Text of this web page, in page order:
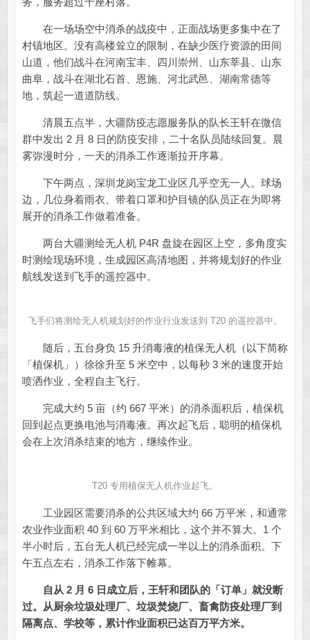
在一场场空中消杀的战疫中，正面战场更多集中在了
村镇地区。没有高楼耸立的限制，在缺少医疗资源的田间
山道，他们战斗在河南宝丰、四川崇州、山东莘县、山东
曲阜，战斗在湖北石首、恩施、河北武邑、湖南常德等
地，筑起一道道防线。
清晨五点半，大疆防疫志愿服务队的队长王轩在微信
群中发出 2 月 8 日的防疫安排，二十名队员陆续回复。晨
雾弥漫时分，一天的消杀工作逐渐拉开序幕。
下午两点，深圳龙岗宝龙工业区几乎空无一人。球场
边，几位身着雨衣、带着口罩和护目镜的队员正在为即将
展开的消杀工作做着准备。
两台大疆测绘无人机 P4R 盘旋在园区上空，多角度实
时测绘现场环境，生成园区高清地图，并将规划好的作业
航线发送到飞手的遥控器中。
飞手们将测绘无人机规划好的作业行业发送到 T20 的遥控器中。
随后，五台身负 15 升消毒液的植保无人机（以下简称
「植保机」）徐徐升至 5 米空中，以每秒 3 米的速度开始
喷洒作业，全程自主飞行。
完成大约 5 亩（约 667 平米）的消杀面积后，植保机
回到起点更换电池与消毒液。再次起飞后，聪明的植保机
会在上次消杀结束的地方，继续作业。
T20 专用植保无人机作业起飞。
工业园区需要消杀的公共区域大约 66 万平米，和通常
农业作业面积 40 到 60 万平米相比，这个并不算大。1 个
半小时后，五台无人机已经完成一半以上的消杀面积。下
午五点左右，消杀工作落下帷幕。
自从 2 月 6 日成立后，王轩和团队的「订单」就没断
过。 从厨余垃圾处理厂、垃圾焚烧厂、畜禽防疫处理厂到
隔离点、学校等，累计作业面积已达百万平方米。